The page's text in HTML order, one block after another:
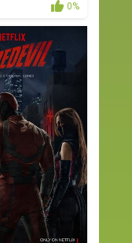
0%